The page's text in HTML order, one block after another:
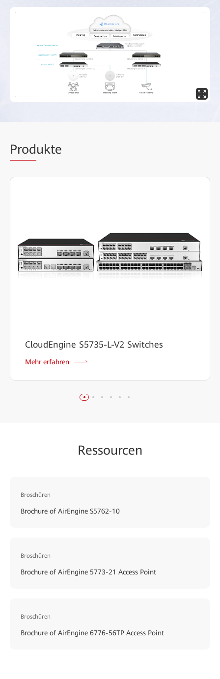
Produkte
CloudEngine S5735-L-V2 Switches
Mehr erfahren
Ressourcen
Broschüren
Brochure of AirEngine S5762-10
Broschüren
Brochure of AirEngine 5773-21 Access Point
Broschüren
Brochure of AirEngine 6776-56TP Access Point